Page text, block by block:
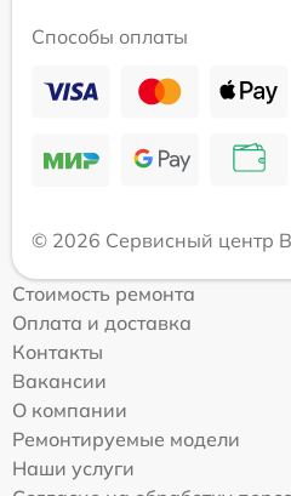
Способы оплаты
© 2026 Сервисный центр
Стоимость ремонта
Оплата и доставка
Контакты
Вакансии
О компании
Ремонтируемые модели
Наши услуги